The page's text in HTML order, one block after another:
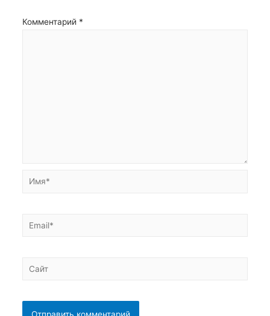
Комментарий *
Имя*
Email*
Сайт